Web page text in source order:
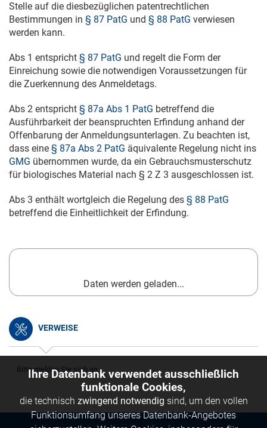
Stelle auf die diesbezüglichen patentrechtlichen
Bestimmungen in § 87 PatG und § 88 PatG verwiesen
werden kann.
Abs 1 entspricht § 87 PatG und regelt die Form der
Einreichung sowie die notwendigen Voraussetzungen für
die Zuerkennung des Anmeldetags.
Abs 2 entspricht § 87a Abs 1 PatG betreffend die
Ausführbarkeit der beanspruchten Erfindung anhand der
Offenbarung der Anmeldungsunterlagen. Zu beachten ist,
dass eine § 87a Abs 2 PatG äquivalente Regelung nicht ins
GMG übernommen wurde, da ein Gebrauchsmusterschutz
für biologisches Material nach § 2 Z 3 ausgeschlossen ist.
Abs 3 enthält wortgleich die Regelung des § 88 PatG
betreffend die Einheitlichkeit der Erfindung.
Daten werden geladen...
VERWEISE
Bitte melden Sie sich an.
Ihre Datenbank verwendet ausschließlich
funktionale Cookies,
die technisch zwingend notwendig sind, um den vollen
Funktionsumfang unseres Datenbank-Angebotes